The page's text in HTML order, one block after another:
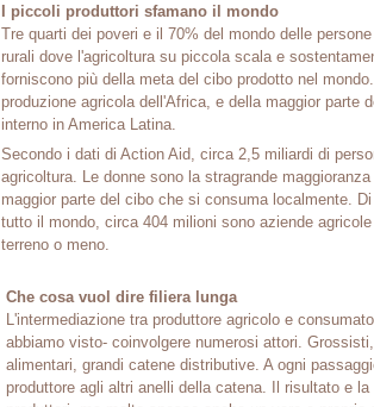
I piccoli produttori sfamano il mondo
Tre quarti dei poveri e il 70% del mondo delle
rurali dove l'agricoltura su piccola scala e
forniscono più della meta del cibo prodotto nel
produzione agricola dell'Africa, e della maggior parte
interno in America Latina.
Secondo i dati di Action Aid, circa 2,5 miliardi di
agricoltura. Le donne sono la stragrande
maggior parte del cibo che si consuma localmente.
tutto il mondo, circa 404 milioni sono aziende
terreno o meno.
Che cosa vuol dire filiera lunga
L'intermediazione tra produttore agricolo e
abbiamo visto- coinvolgere numerosi attori.
alimentari, grandi catene distributive. A ogni
produttore agli altri anelli della catena. Il risultato e